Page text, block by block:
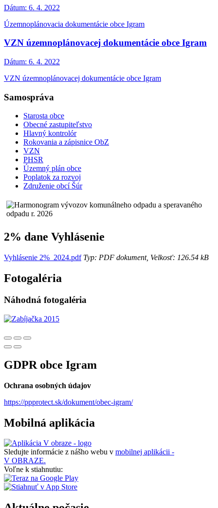
Dátum: 6. 4. 2022
Územnoplánovacia dokumentácie obce Igram
VZN územnoplánovacej dokumentácie obce Igram
Dátum: 6. 4. 2022
VZN územnoplánovacej dokumentácie obce Igram
Samospráva
Starosta obce
Obecné zastupiteľstvo
Hlavný kontrolór
Rokovania a zápisnice ObZ
VZN
PHSR
Územný plán obce
Poplatok za rozvoj
Združenie obcí Šúr
2% dane Vyhlásenie
Vyhlásenie 2%_2024.pdfTyp: PDF dokument, Velkosť: 126.54 kB
Fotogaléria
Náhodná fotogaléria
GDPR obce Igram
Ochrana osobných údajov
https://ppprotect.sk/dokument/obec-igram/
Mobilná aplikácia
Sledujte informácie z nášho webu v mobilnej aplikácii -
V OBRAZE.
Voľne k stiahnutiu: